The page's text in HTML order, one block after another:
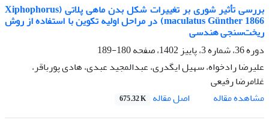
بررسی تأثیر شوری بر تغییرات شکل بدن ماهی پلاتی (Xiphophorus
maculatus Günther 1866) در مراحل اولیه تکوین با استفاده از روش
ریخت‌سنجی هندسی
دوره 36، شماره 3، پاییز 1402، صفحه
180-189
علیرضا رادخواه، سهیل ایگدری، عبدالمجید عبدی، هادی پورباقر،
غلامرضا رفیعی
مشاهده مقاله
اصل مقاله 675.32 K